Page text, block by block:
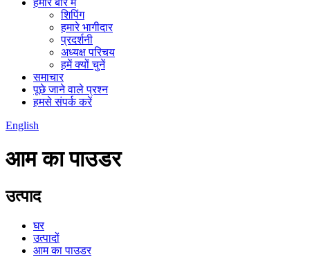
हमारे बारे में
शिपिंग
हमारे भागीदार
प्रदर्शनी
अध्यक्ष परिचय
हमें क्यों चुनें
समाचार
पूछे जाने वाले प्रश्न
हमसे संपर्क करें
English
आम का पाउडर
उत्पाद
घर
उत्पादों
आम का पाउडर